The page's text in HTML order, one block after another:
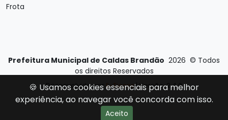
Frota
Prefeitura Municipal de Caldas Brandão 2026 © Todos
os direitos Reservados
Desenvolvido por E-Ticons| Versão: 2.4.0
🍪 Usamos cookies essenciais para melhor
experiência, ao navegar você concorda com isso.
Aceito